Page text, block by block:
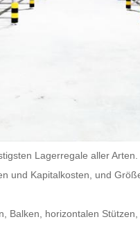
Lagerregale aller Arten.
und Kapitalkosten, und
Balken, horizontalen